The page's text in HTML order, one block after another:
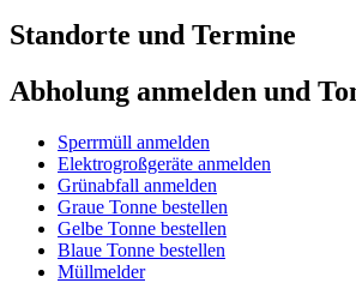
Standorte und Termine
Abholung anmelden und
Sperrmüll anmelden
Elektrogroßgeräte anmelden
Grünabfall anmelden
Graue Tonne bestellen
Gelbe Tonne bestellen
Blaue Tonne bestellen
Müllmelder